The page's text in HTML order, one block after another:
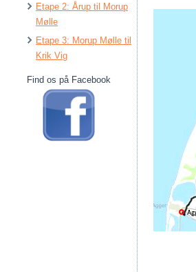
Etape 2: Årup til Morup
Mølle
Etape 3: Morup Mølle til
Krik Vig
Find os på Facebook